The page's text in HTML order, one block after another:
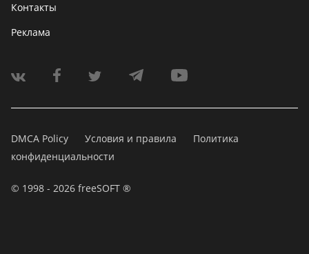
Контакты
Реклама
DMCA Policy Условия и правила
Политика
конфиденциальности
© 1998 - 2026 freeSOFT ®